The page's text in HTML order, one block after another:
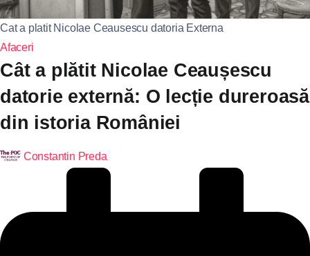
Cat a platit Nicolae Ceausescu datoria Externa
Afaceri
Cât a plătit Nicolae Ceaușescu
datorie externă: O lecție dureroasă
din istoria României
Constantin Preda